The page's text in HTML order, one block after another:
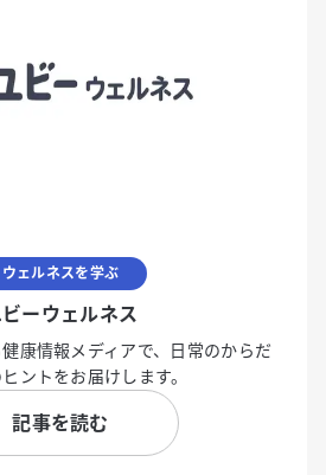
ウェルネスを学ぶ
ーウェルネス
康情報メディアで、日常のからだ
ントをお届けします。
記事を読む